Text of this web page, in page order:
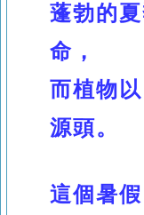
蓬勃的
命 ，
而植物
源頭。
這個暑假